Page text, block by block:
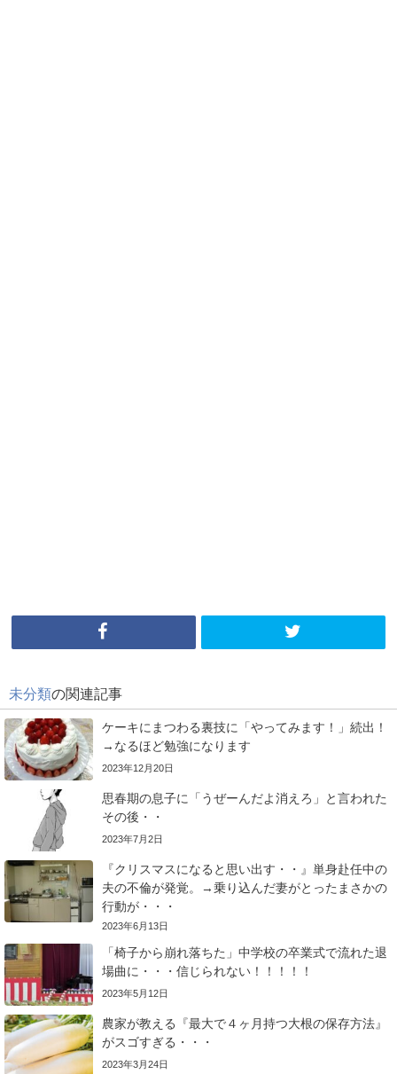
未分類の関連記事
ケーキにまつわる裏技に「やってみます！」続出！
→なるほど勉強になります
2023年12月20日
思春期の息子に「うぜーんだよ消えろ」と言われた
その後・・
2023年7月2日
『クリスマスになると思い出す・・』単身赴任中の
夫の不倫が発覚。→乗り込んだ妻がとったまさかの
行動が・・・
2023年6月13日
「椅子から崩れ落ちた」中学校の卒業式で流れた退
場曲に・・・信じられない！！！！！
2023年5月12日
農家が教える『最大で４ヶ月持つ大根の保存方法』
がスゴすぎる・・・
2023年3月24日